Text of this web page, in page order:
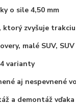
o sile 4,50 mm
zvyšuje
malé SUV,
varianty
aj nespevnené
a demontáž